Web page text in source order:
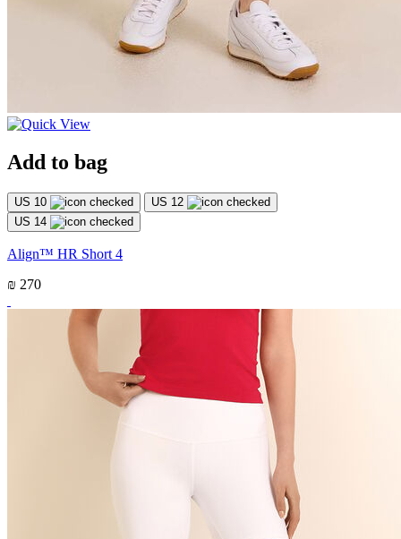
Add to bag
US 10
US 12
US 14
Align™ HR Short 4
₪ 270